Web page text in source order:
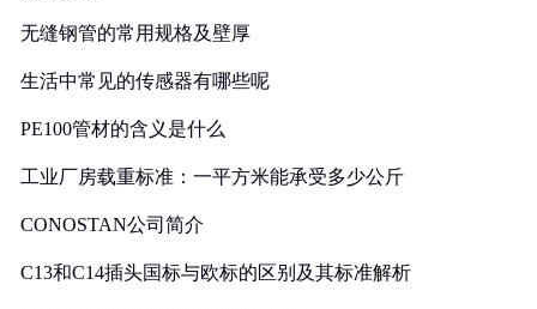
无缝钢管的常用规格及壁厚
生活中常见的传感器有哪些呢
PE100管材的含义是什么
工业厂房载重标准：一平方米能承受多少公斤
CONOSTAN公司简介
C13和C14插头国标与欧标的区别及其标准解析